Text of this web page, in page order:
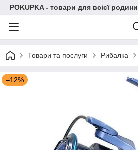
POKUPKA - товари для всієї родини
Товари та послуги Рибалка
–12%